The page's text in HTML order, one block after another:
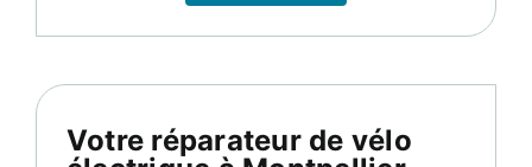
Votre réparateur de vélo